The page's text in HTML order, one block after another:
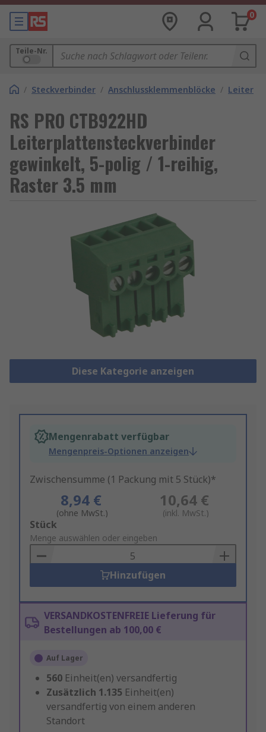
0
Teile-Nr.
/ Steckverbinder / Anschlussklemmenblöcke /
RS PRO CTB922HD
Leiterplattensteckverbinder
gewinkelt, 5-polig / 1-reihig,
Raster 3.5 mm
Diese Kategorie anzeigen
Mengenrabatt verfügbar
Mengenpreis-Optionen anzeigen
Zwischensumme (1 Packung mit 5 Stück)*
8,94 €
(ohne MwSt.)
10,64 €
(inkl. MwSt.)
Add
to
Basket
Stück
Menge auswählen oder eingeben
Hinzufügen
VERSANDKOSTENFREIE Lieferung für
Bestellungen ab 100,00 €
Auf Lager
560 Einheit(en) versandfertig
Zusätzlich 1.135 Einheit(en)
versandfertig von einem anderen
Standort